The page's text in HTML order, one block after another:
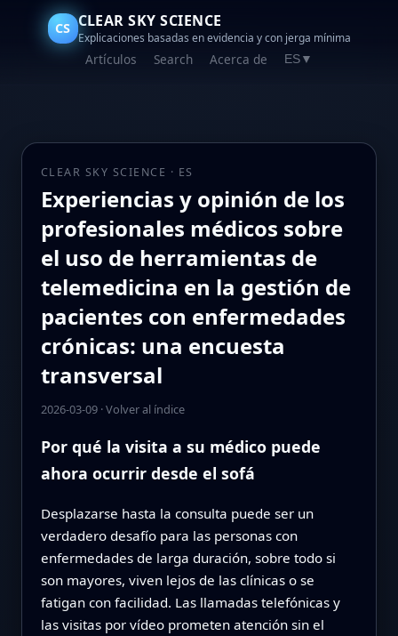
CS CLEAR SKY SCIENCE
Explicaciones basadas en evidencia y con jerga mínima
Artículos Search Acerca de ES ▼
CLEAR SKY SCIENCE · ES
Experiencias y opinión de los
profesionales médicos sobre
el uso de herramientas de
telemedicina en la gestión de
pacientes con enfermedades
crónicas: una encuesta
transversal
2026-03-09·Volver al índice
Por qué la visita a su médico puede
ahora ocurrir desde el sofá
Desplazarse hasta la consulta puede ser un
verdadero desafío para las personas con
enfermedades de larga duración, sobre todo si
son mayores, viven lejos de las clínicas o se
fatigan con facilidad. Las llamadas telefónicas y
las visitas por vídeo prometen atención sin el